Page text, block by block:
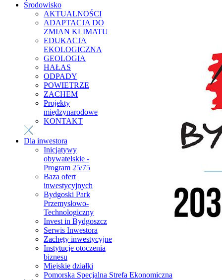
Środowisko
AKTUALNOŚCI
ADAPTACJA DO
ZMIAN KLIMATU
EDUKACJA
EKOLOGICZNA
GEOLOGIA
HAŁAS
ODPADY
POWIETRZE
ZACHEM
Projekty
międzynarodowe
KONTAKT
Dla inwestora
Inicjatywy
obywatelskie -
Program 25/75
Baza ofert
inwestycyjnych
Bydgoski Park
Przemysłowo-
Technologiczny
Invest in Bydgoszcz
Serwis Inwestora
Zachęty inwestycyjne
Instytucje otoczenia
biznesu
Miejskie działki
Pomorska Specjalna Strefa Ekonomiczna